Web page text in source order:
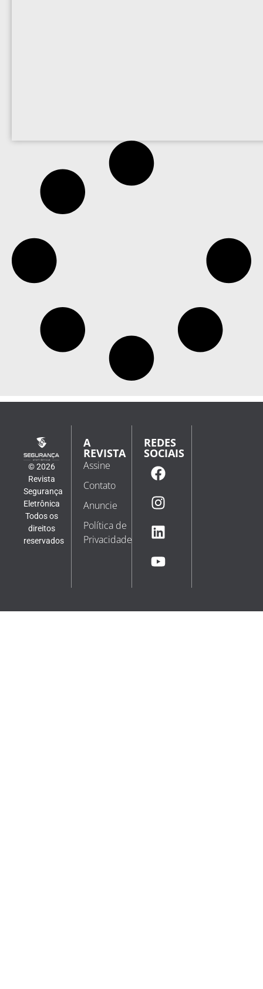
© 2026
Revista
Segurança
Eletrônica
Todos os
direitos
reservados
A
REVISTA
Assine
Contato
Anuncie
Política de
Privacidade
REDES
SOCIAIS